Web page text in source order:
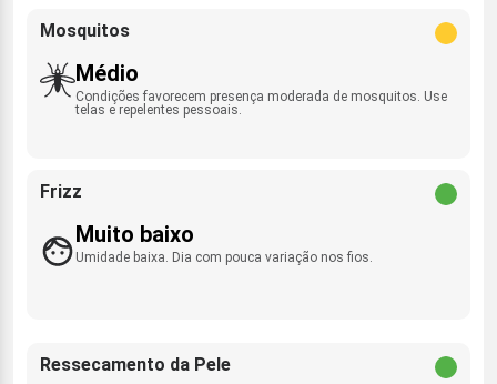
Mosquitos
Médio
Condições favorecem presença moderada de mosquitos. Use
telas e repelentes pessoais.
Frizz
Muito baixo
Umidade baixa. Dia com pouca variação nos fios.
Ressecamento da Pele